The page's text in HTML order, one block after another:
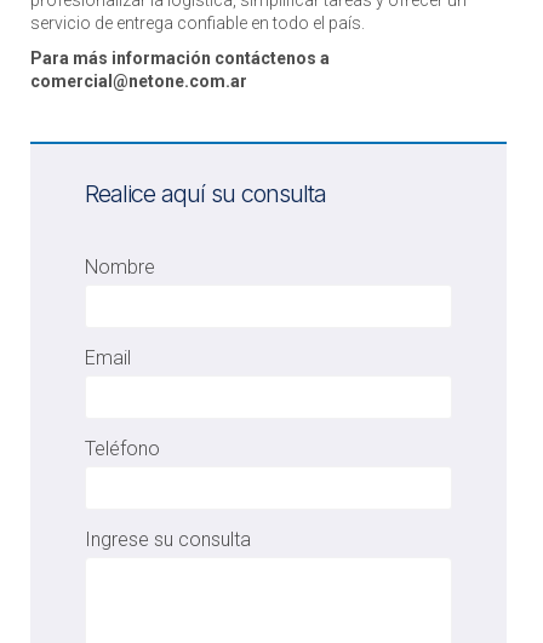
servicio de entrega confiable en todo el país.
Para más información contáctenos a
comercial@netone.com.ar
Realice aquí su consulta
Nombre
Email
Teléfono
Ingrese su consulta